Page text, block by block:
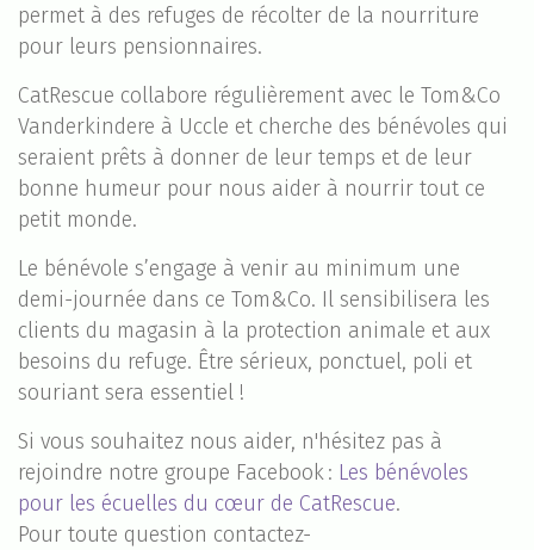
permet à des refuges de récolter de la nourriture
pour leurs pensionnaires.
CatRescue collabore régulièrement avec le Tom&Co
Vanderkindere à Uccle et cherche des bénévoles qui
seraient prêts à donner de leur temps et de leur
bonne humeur pour nous aider à nourrir tout ce
petit monde.
Le bénévole s’engage à venir au minimum une
demi-journée dans ce Tom&Co. Il sensibilisera les
clients du magasin à la protection animale et aux
besoins du refuge. Être sérieux, ponctuel, poli et
souriant sera essentiel !
Si vous souhaitez nous aider, n'hésitez pas à
rejoindre notre groupe Facebook : Les bénévoles
pour les écuelles du cœur de CatRescue.
Pour toute question contactez-